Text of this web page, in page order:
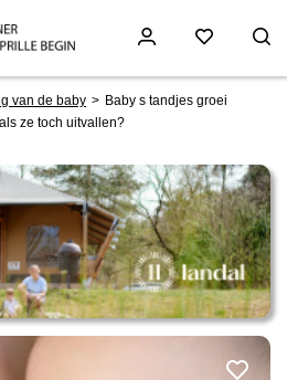
van de baby
Baby s tandjes groei
ze toch uitvallen?